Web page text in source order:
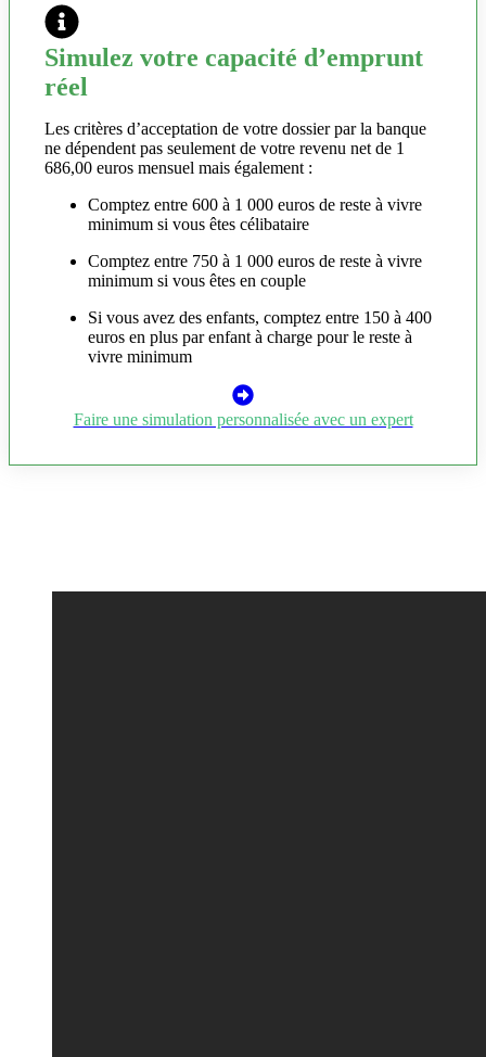
Simulez votre capacité d’emprunt
réel
Les critères d’acceptation de votre dossier par la banque
ne dépendent pas seulement de votre revenu net de 1
686,00 euros mensuel mais également :
Comptez entre 600 à 1 000 euros de reste à vivre
minimum si vous êtes célibataire
Comptez entre 750 à 1 000 euros de reste à vivre
minimum si vous êtes en couple
Si vous avez des enfants, comptez entre 150 à 400
euros en plus par enfant à charge pour le reste à
vivre minimum
Faire une simulation personnalisée avec un expert